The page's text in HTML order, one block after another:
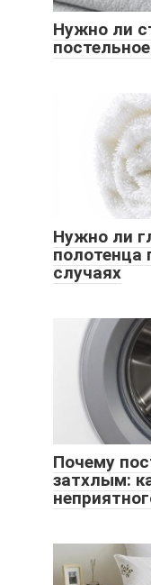
Нужно ли
Нужно ли
полотенца
случаях
Почему
затхлым: